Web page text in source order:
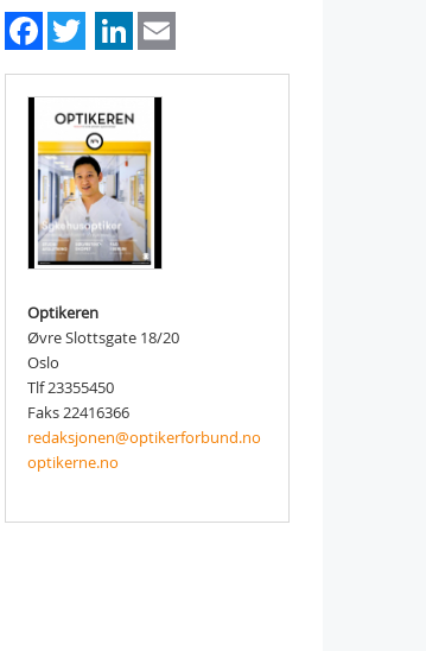
Facebook
TwitterLinkedIn
Optikeren
Øvre Slottsgate 18/20
Oslo
Tlf 23355450
Faks 22416366
redaksjonen@optikerforbund.no
optikerne.no